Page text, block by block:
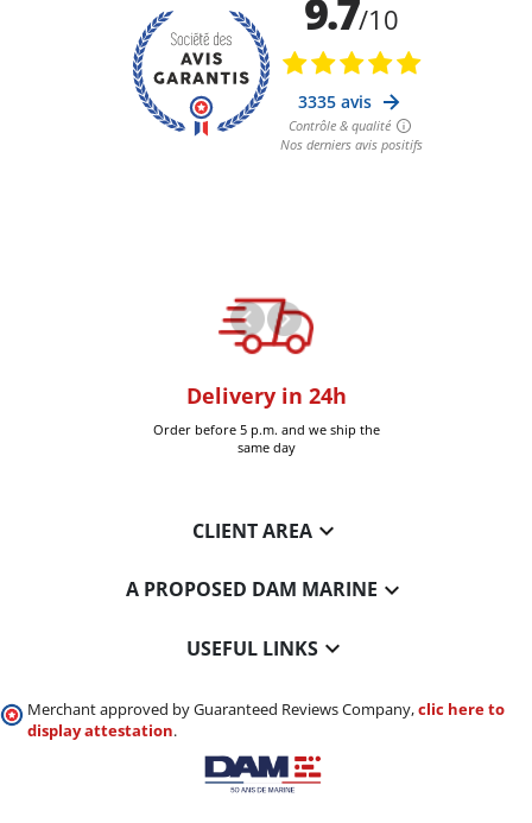
Delivery in 24h
Order before 5 p.m. and we ship the
same day
CLIENT AREA
A PROPOSED DAM MARINE 
USEFUL LINKS
Merchant approved by Guaranteed Reviews Company,clic here to
display attestation.